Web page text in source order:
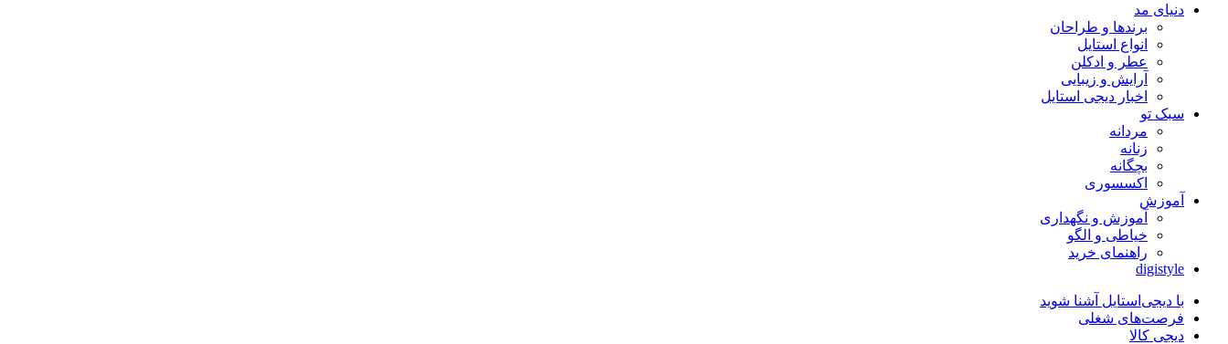
دنیای مد
برندها و طراحان
انواع استایل
عطر و ادکلن
آرایش و زیبایی
اخبار دیجی استایل
سبک تو
مردانه
زنانه
بچگانه
اکسسوری
آموزش
آموزش و نگهداری
خیاطی و الگو
راهنمای خرید
digistyle
با دیجی‌استایل آشنا شوید
فرصت‌های شغلی
دیجی کالا